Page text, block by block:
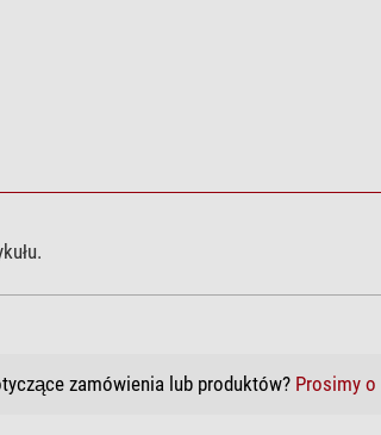
zamówienia lub produktów? Prosimy o